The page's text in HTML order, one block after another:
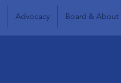
Advocacy Board & About